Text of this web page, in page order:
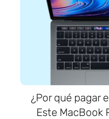
¿Por qué pagar
Este MacBook